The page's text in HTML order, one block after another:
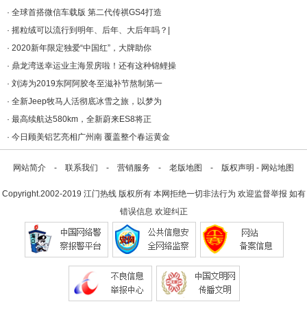
· 全球首搭微信车载版 第二代传祺GS4打造
· 摇粒绒可以流行到明年、后年、大后年吗？|
· 2020新年限定独爱“中国红”，大牌助你
· 鼎龙湾送幸运业主海景房啦！还有这种锦鲤操
· 刘涛为2019东阿阿胶冬至滋补节熬制第一
· 全新Jeep牧马人活彻底冰雪之旅，以梦为
· 最高续航达580km，全新蔚来ES8将正
· 今日顾美铝艺亮相广州南 覆盖整个春运黄金
网站简介 - 联系我们 - 营销服务 - 老版地图 - 版权声明 - 网站地图
Copyright.2002-2019 江门热线版权所有 本网拒绝一切非法行为 欢迎监督举报 如有
错误信息 欢迎纠正